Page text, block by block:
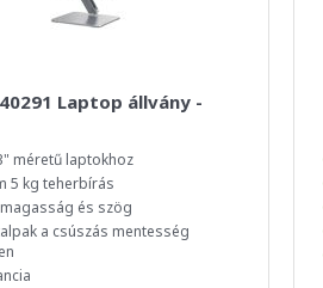
Laptop állvány -
méretű laptokhoz
5 kg teherbírás
és szög
a csúszás mentesség